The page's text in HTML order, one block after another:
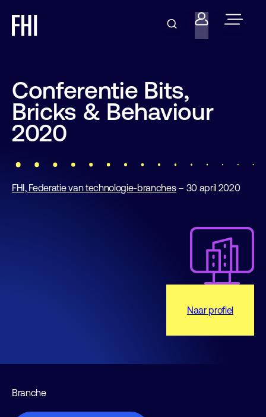
Conferentie Bits,
Bricks & Behaviour
2020
FHI, Federatie van technologie-branches– 30 april 2020
Naar profiel
Branche